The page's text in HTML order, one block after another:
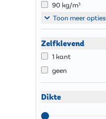
90 kg/m³
Toon meer opties
Zelfklevend
1 kant
geen
Dikte